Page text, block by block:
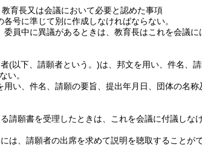
育長又は会議において必要と認めた事項
各号に準じて別に作成しなければならない。
員中に異議があるときは、教育長はこれを会議に
(以下、請願者という。)は、邦文を用い、件名、
い。
い、件名、請願の要旨、提出年月日、団体の名
請願書を受理したときは、これを会議に付議しな
は、請願者の出席を求めて説明を聴取することがで